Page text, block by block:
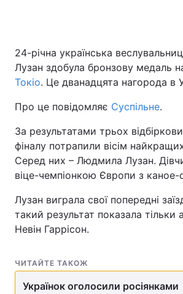
24-річна українська
Лузан здобула бронзову медаль
Токіо. Це дванадцята нагорода в
Про це повідомляє Суспільне.
За результатами трьох
фіналу потрапили вісім
Серед них – Людмила Лузан.
віце-чемпіонкою Європи з каное-
Лузан виграла свої попередні
такий результат показала тільки
Невін Гаррісон.
ЧИТАЙТЕ ТАКОЖ
Українок оголосили росіянками